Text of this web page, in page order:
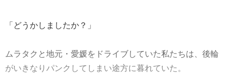
「どうかしましたか？」
ムラタクと地元・愛媛をドライブしていた私たちは、後輪
がいきなりパンクしてしまい途方に暮れていた。